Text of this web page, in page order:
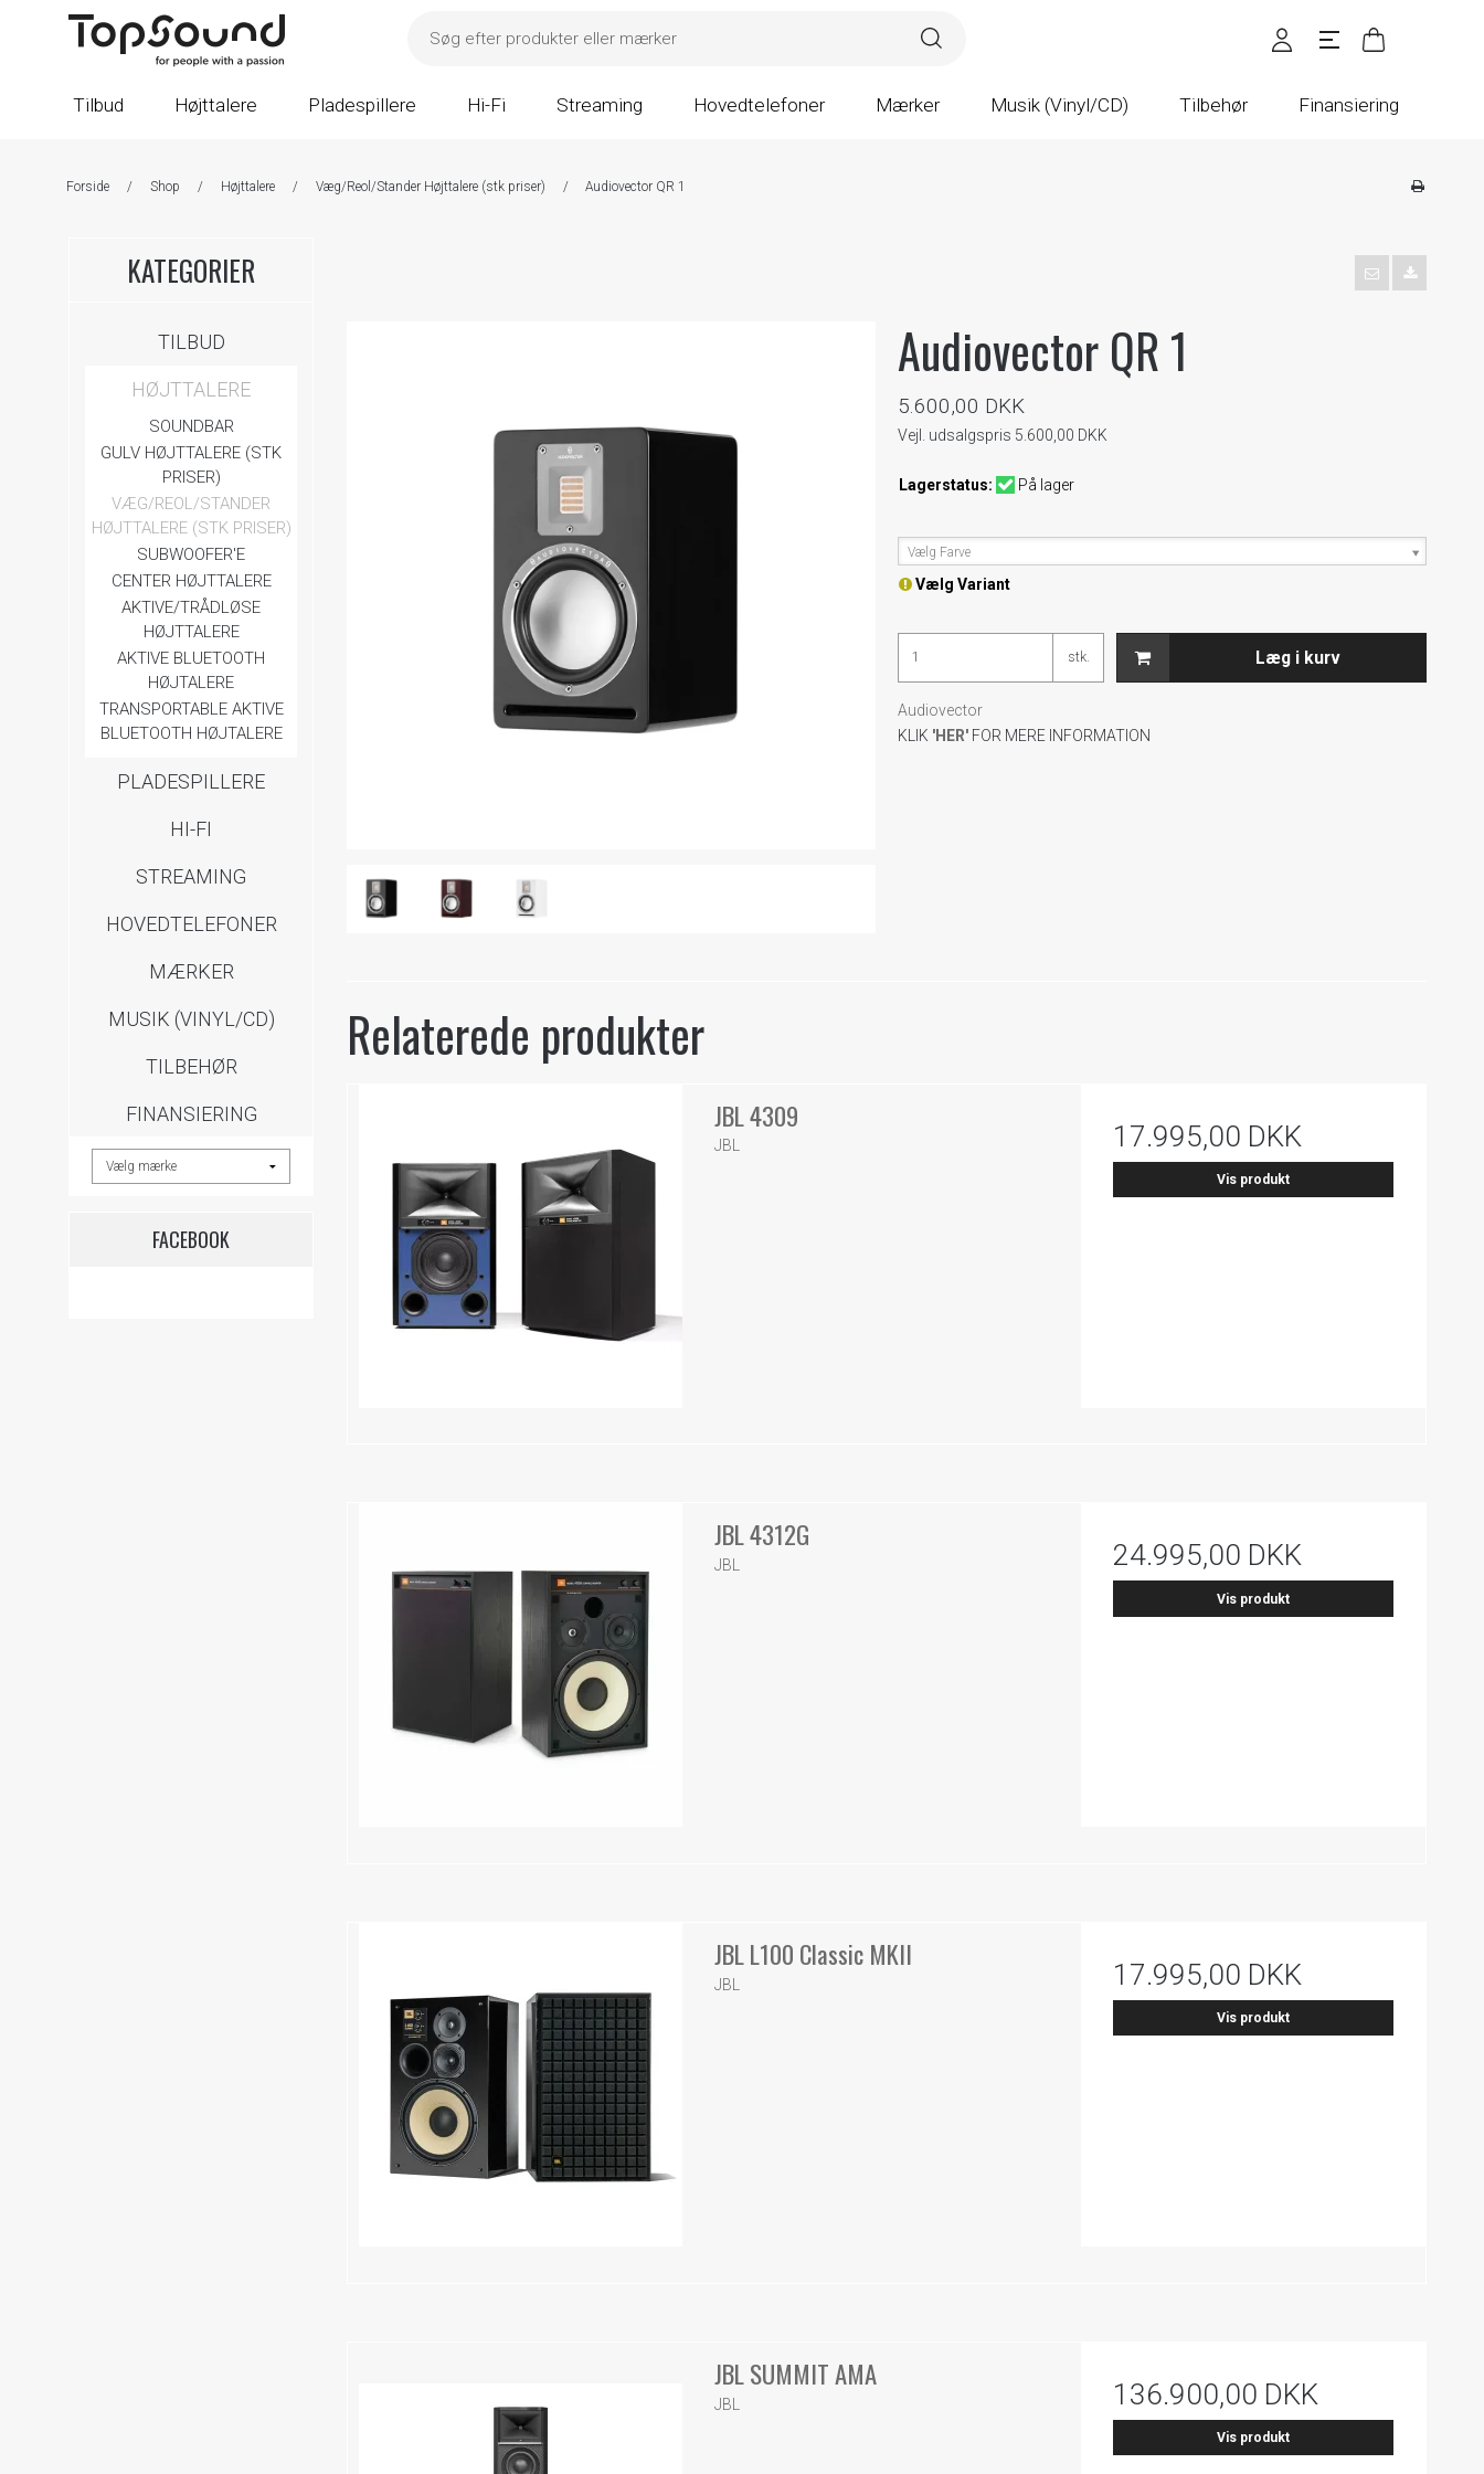
Tilbud Højttalere Pladespillere Hi-Fi Streaming Hovedtelefoner Mærker Musik (Vinyl/CD) Tilbehør Finansiering
Forside / Shop / Højttalere / Væg/Reol/Stander Højttalere (stk priser) / Audiovector QR 1
KATEGORIER
TILBUD
HØJTTALERE
SOUNDBAR
GULV HØJTTALERE (STK
PRISER)
VÆG/REOL/STANDER
HØJTTALERE (STK PRISER)
SUBWOOFER'E
CENTER HØJTTALERE
AKTIVE/TRÅDLØSE
HØJTTALERE
AKTIVE BLUETOOTH
HØJTALERE
TRANSPORTABLE AKTIVE
BLUETOOTH HØJTALERE
PLADESPILLERE
HI-FI
STREAMING
HOVEDTELEFONER
MÆRKER
MUSIK (VINYL/CD)
TILBEHØR
FINANSIERING
FACEBOOK
Audiovector QR 1
5.600,00 DKK
Vejl. udsalgspris 5.600,00 DKK
Lagerstatus: På lager
Vælg Farve
Vælg Variant
stk. Læg i kurv
Audiovector
KLIK 'HER' FOR MERE INFORMATION
Relaterede produkter
JBL 4309
JBL 17.995,00 DKK
Vis produkt
JBL 4312G
JBL 24.995,00 DKK
Vis produkt
JBL L100 Classic MKII
JBL 17.995,00 DKK
Vis produkt
JBL SUMMIT AMA
JBL 136.900,00 DKK
Vis produkt